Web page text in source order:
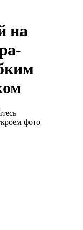
на
фото